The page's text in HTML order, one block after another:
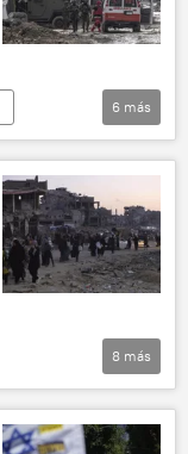
6 más
8 más